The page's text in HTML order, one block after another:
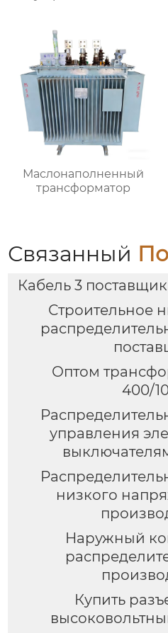
Маслонаполненный
трансформатор
Связанный
Кабель 3
Строительное
Оптом
400/
управления
низкого
Наружный
Купить